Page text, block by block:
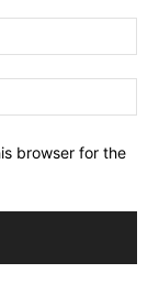
browser for the